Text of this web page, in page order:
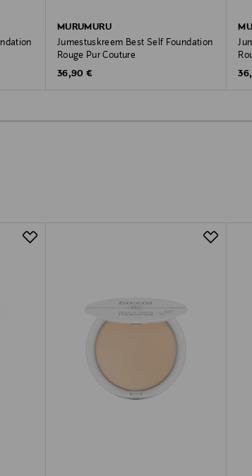
MURUMURU
Jumestuskreem Best Self Foundation
Rouge Pur Couture
Original Price
36,90 €